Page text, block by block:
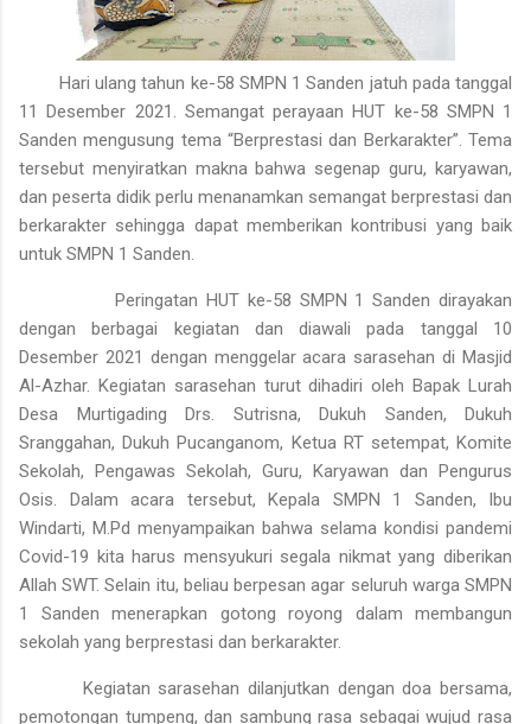
Hari ulang tahun ke-58 SMPN 1 Sanden jatuh pada tanggal
11 Desember 2021. Semangat perayaan HUT ke-58 SMPN 1
Sanden mengusung tema “Berprestasi dan Berkarakter”. Tema
tersebut menyiratkan makna bahwa segenap guru, karyawan,
dan peserta didik perlu menanamkan semangat berprestasi dan
berkarakter sehingga dapat memberikan kontribusi yang baik
untuk SMPN 1 Sanden.
Peringatan HUT ke-58 SMPN 1 Sanden dirayakan
dengan berbagai kegiatan dan diawali pada tanggal 10
Desember 2021 dengan menggelar acara sarasehan di Masjid
Al-Azhar. Kegiatan sarasehan turut dihadiri oleh Bapak Lurah
Desa Murtigading Drs. Sutrisna, Dukuh Sanden, Dukuh
Sranggahan, Dukuh Pucanganom, Ketua RT setempat, Komite
Sekolah, Pengawas Sekolah, Guru, Karyawan dan Pengurus
Osis. Dalam acara tersebut, Kepala SMPN 1 Sanden, Ibu
Windarti, M.Pd menyampaikan bahwa selama kondisi pandemi
Covid-19 kita harus mensyukuri segala nikmat yang diberikan
Allah SWT. Selain itu, beliau berpesan agar seluruh warga SMPN
1 Sanden menerapkan gotong royong dalam membangun
sekolah yang berprestasi dan berkarakter.
Kegiatan sarasehan dilanjutkan dengan doa bersama,
pemotongan tumpeng, dan sambung rasa sebagai wujud rasa